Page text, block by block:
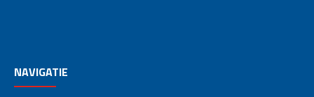
NAVIGATIE